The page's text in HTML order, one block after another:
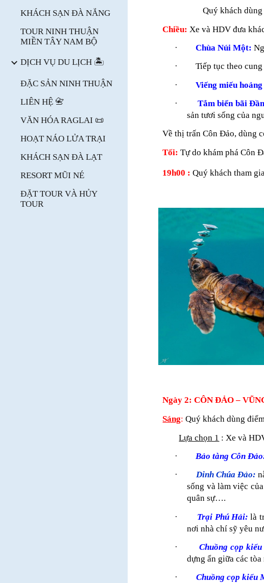
KHÁCH SẠN ĐÀ NẴNG
TOUR NINH THUẬN
MIỀN TÂY NAM BỘ
DỊCH VỤ DU LỊCH 🏝️
ĐẶC SẢN NINH THUẬN
LIÊN HỆ 📇
VĂN HÓA RAGLAI 📜
HOẠT NÁO LỬA TRẠI
KHÁCH SẠN ĐÀ LẠT
RESORT MŨI NÉ
ĐẶT TOUR VÀ HỦY
TOUR
Quý khách
Chiều: Xe và HDV đưa
·Chùa Núi Một:
·Tiếp tục theo
·Viếng miếu
· Tắm biển bãi
sản tươi sống của
Về thị trấn Côn Đảo, dùng
Tối: Tự do khám phá Côn
19h00 : Quý khách tham
Ngày 2: CÔN
Sáng:Quý khách dùng
Lựa chọn 1 : Xe và
· Bảo tàng Côn
·Dinh Chúa Đảo:
sống và làm việc
quân sự….
· Trại Phú Hải: là
nơi nhà chí sỹ yêu
· Chuồng cọp kiểu
dựng ẩn giữa các
· Chuồng cọp kiểu